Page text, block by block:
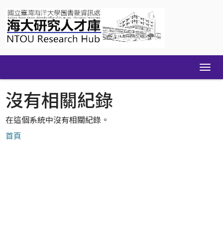
navigation
沒有相關紀錄
在這個系統中沒有相關紀錄。
首頁